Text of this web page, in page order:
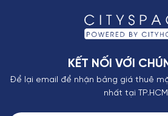
KẾT NỐI VỚI
Để lại email để nhận bảng giá thuê
nhất tại TP.HCM